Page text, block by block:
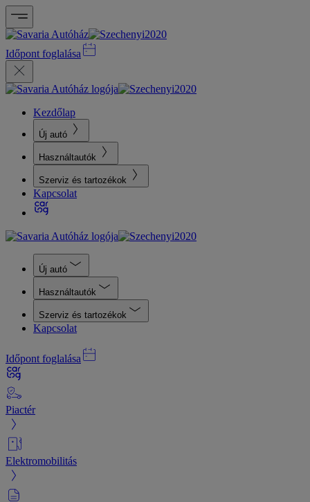
Időpont foglalása
Kezdőlap
Új autó
Használtautók
Szerviz és tartozékok
Kapcsolat
Új autó
Használtautók
Szerviz és tartozékok
Kapcsolat
Időpont foglalása
Piactér
Elektromobilitás